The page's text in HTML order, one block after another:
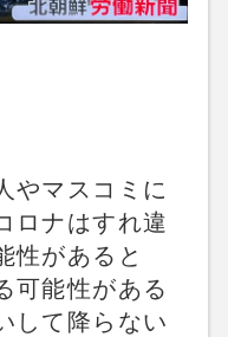
やマスコミに
ロナはすれ違
性があると
可能性がある
して降らない